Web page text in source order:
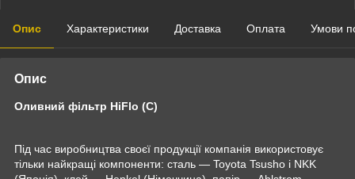
Опис Характеристики Доставка Оплата Умови
Опис
Оливний фільтр HiFlo (C)
Під час виробництва своєї продукції компанія використовує
тільки найкращі компоненти: сталь — Toyota Tsusho і NKK